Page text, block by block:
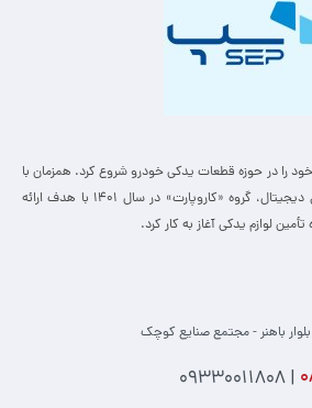
سال ۱۳۸۹ فعالیت خود را در حوزه قطعات یدکی خودرو شروع کرد. همزمان با
رشد و توسعه فناوری در دنیای دیجیتال، گروه «کاروپارت» در سال ۱۴۰۱ با هدف ارائه
لوازم یدکی آغاز به کار کرد.
بلوار باهنر - مجتمع صنایع کوچک